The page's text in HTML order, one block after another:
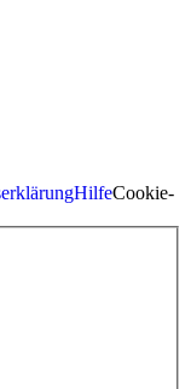
HilfeCookie-